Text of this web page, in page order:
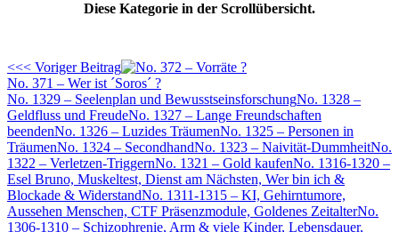
Diese Kategorie in der Scrollübersicht.
<<< Voriger Beitrag
No. 371 – Wer ist ´Soros´ ?
No. 1329 – Seelenplan und BewusstseinsforschungNo. 1328 –
Geldfluss und FreudeNo. 1327 – Lange Freundschaften
beendenNo. 1326 – Luzides TräumenNo. 1325 – Personen in
TräumenNo. 1324 – SecondhandNo. 1323 – Naivität-DummheitNo.
1322 – Verletzen-TriggernNo. 1321 – Gold kaufenNo. 1316-1320 –
Esel Bruno, Muskeltest, Dienst am Nächsten, Wer bin ich &
Blockade & WiderstandNo. 1311-1315 – KI, Gehirntumore,
Aussehen Menschen, CTF Präsenzmodule, Goldenes ZeitalterNo.
1306-1310 – Schizophrenie, Arm & viele Kinder, Lebensdauer,